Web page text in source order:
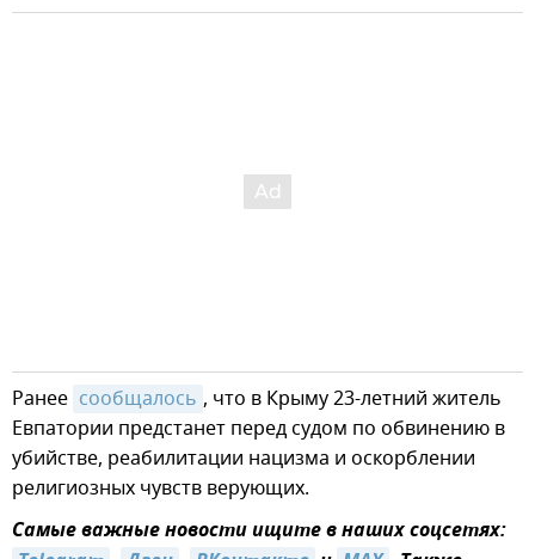
Ранее сообщалось , что в Крыму 23-летний житель
Евпатории предстанет перед судом по обвинению в
убийстве, реабилитации нацизма и оскорблении
религиозных чувств верующих.
Самые важные новости ищите в наших соцсетях: